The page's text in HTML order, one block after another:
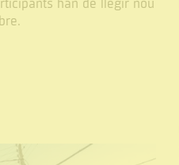
han de llegir nou